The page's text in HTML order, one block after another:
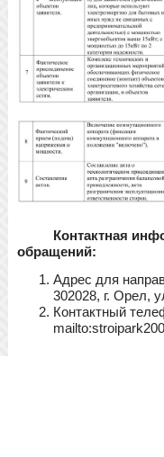
Контактная
обращений:
Адрес для
302028, г. Орел,
Контактный